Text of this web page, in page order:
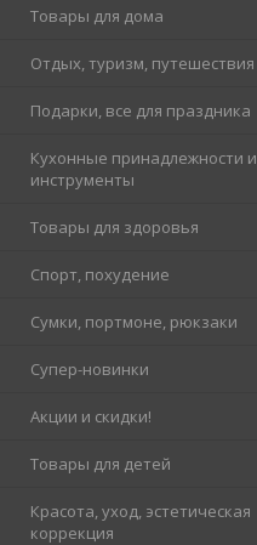
Товары для дома
Отдых, туризм, путешествия
Подарки, все для праздника
Кухонные принадлежности и
инструменты
Товары для здоровья
Спорт, похудение
Сумки, портмоне, рюкзаки
Супер-новинки
Акции и скидки!
Товары для детей
Красота, уход, эстетическая
коррекция